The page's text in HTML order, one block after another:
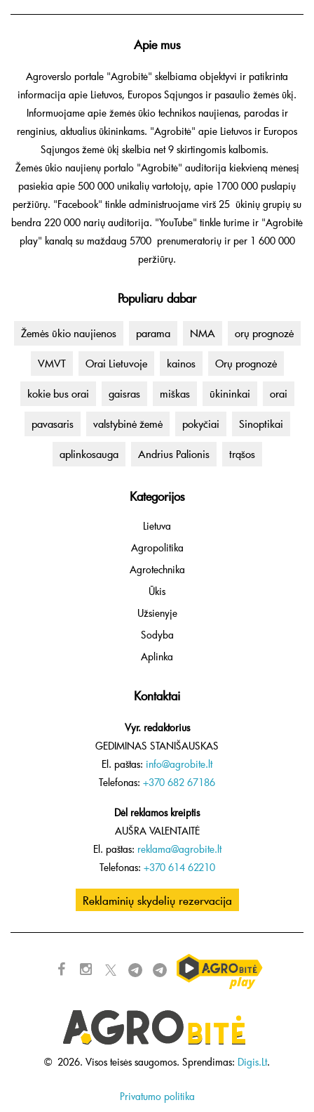
Apie mus
Agroverslo portale "Agrobitė" skelbiama objektyvi ir patikrinta
informacija apie Lietuvos, Europos Sąjungos ir pasaulio žemės ūkį.
Informuojame apie žemės ūkio technikos naujienas, parodas ir
renginius, aktualius ūkininkams. "Agrobitė" apie Lietuvos ir Europos
Sąjungos žemė ūkį skelbia net 9 skirtingomis kalbomis.
Žemės ūkio naujienų portalo "Agrobitė" auditorija kiekvieną mėnesį
pasiekia apie 500 000 unikalių vartotojų, apie 1700 000 puslapių
peržiūrų. "Facebook" tinkle administruojame virš 25 ūkinių grupių su
bendra 220 000 narių auditorija. "YouTube" tinkle turime ir "Agrobitė
play" kanalą su maždaug 5700 prenumeratorių ir per 1 600 000
peržiūrų.
Populiaru dabar
Žemės ūkio naujienos parama NMA orų prognozė
VMVT Orai Lietuvoje kainos Orų prognozė
kokie bus orai gaisras miškas ūkininkai orai
pavasaris valstybinė žemė pokyčiai Sinoptikai
aplinkosauga Andrius Palionis trąšos
Kategorijos
Lietuva
Agropolitika
Agrotechnika
Ūkis
Užsienyje
Sodyba
Aplinka
Kontaktai
Vyr. redaktorius
GEDIMINAS STANIŠAUSKAS
El. paštas: info@agrobite.lt
Telefonas: +370 682 67186
Dėl reklamos kreiptis
AUŠRA VALENTAITĖ
El. paštas: reklama@agrobite.lt
Telefonas: +370 614 62210
Reklaminių skydelių rezervacija
© 2026. Visos teisės saugomos. Sprendimas: Digis.Lt.
Privatumo politika